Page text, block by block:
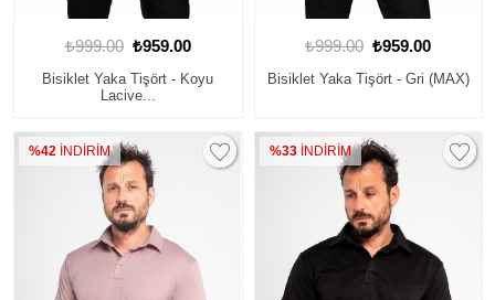
₺999.00 ₺959.00
Bisiklet Yaka Tişört - Koyu
Lacive...
₺999.00 ₺959.00
Bisiklet Yaka Tişört - Gri (MAX)
%42 İNDİRİM %33İNDİRİM